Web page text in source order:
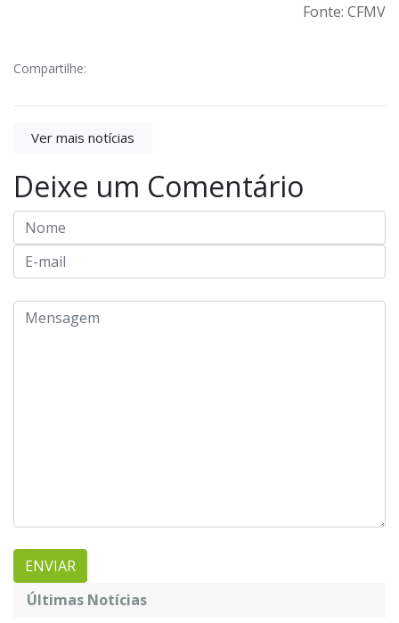
Fonte: CFMV
Compartilhe:
Ver mais notícias
Deixe um Comentário
Últimas Notícias